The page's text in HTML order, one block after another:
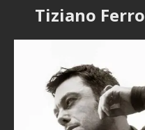
Tiziano